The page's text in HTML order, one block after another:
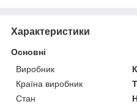
Характеристики
Основні
Виробник
Країна виробник
Стан